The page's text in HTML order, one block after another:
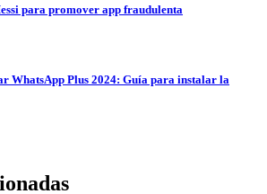
para promover app fraudulenta
WhatsApp Plus 2024: Guía para instalar la